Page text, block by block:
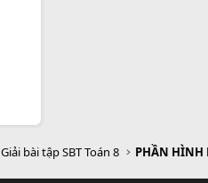
Giải bài tập SBT Toán 8 PHẦN HÌNH